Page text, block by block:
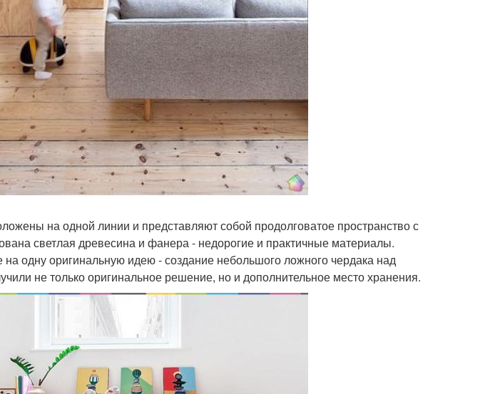
на одной линии и представляют собой продолговатое пространство с
светлая древесина и фанера - недорогие и практичные материалы.
одну оригинальную идею - создание небольшого ложного чердака над
не только оригинальное решение, но и дополнительное место хранения.